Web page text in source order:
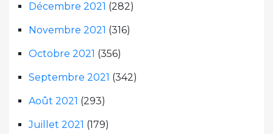
Décembre 2021 (282)
Novembre 2021 (316)
Octobre 2021 (356)
Septembre 2021 (342)
Août 2021 (293)
Juillet 2021 (179)